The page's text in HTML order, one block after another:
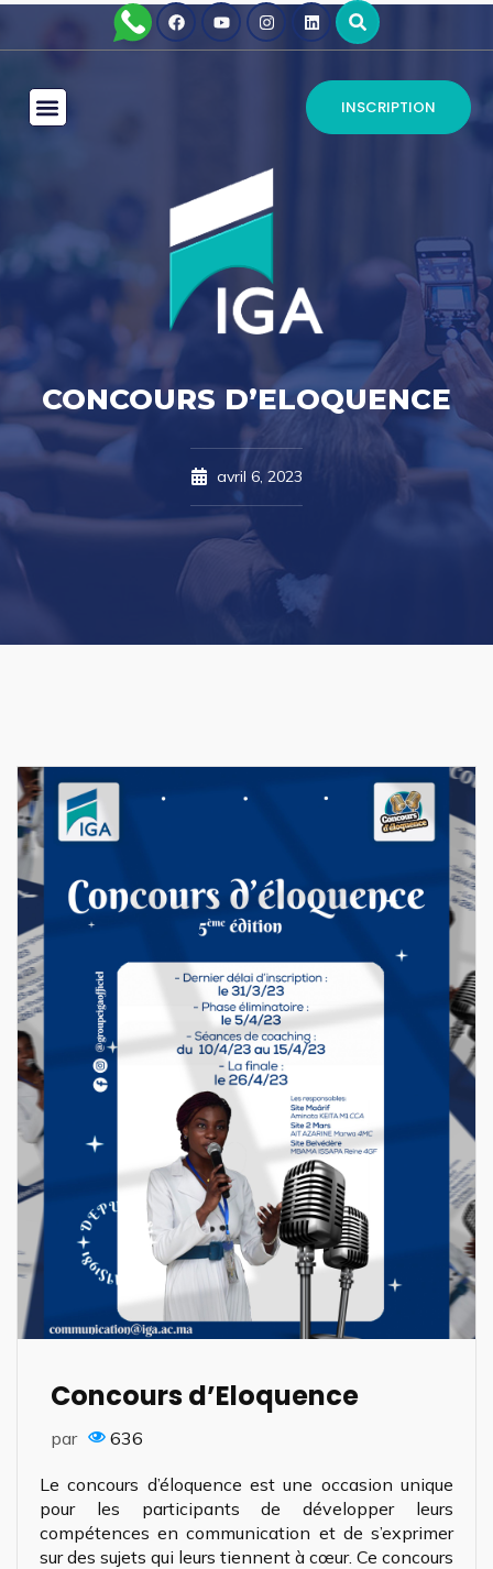
INSCRIPTION
CONCOURS D’ELOQUENCE
avril 6, 2023
Concours d’Eloquence
par 636
Le concours d’éloquence est une occasion unique
pour les participants de développer leurs
compétences en communication et de s’exprimer
sur des sujets qui leurs tiennent à cœur. Ce concours